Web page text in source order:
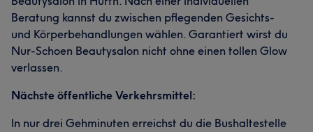
Beratung kannst du zwischen pflegenden Gesichts-
und Körperbehandlungen wählen. Garantiert wirst du
Nur-Schoen Beautysalon nicht ohne einen tollen Glow
verlassen.
Nächste öffentliche Verkehrsmittel:
In nur drei Gehminuten erreichst du die Bushaltestelle